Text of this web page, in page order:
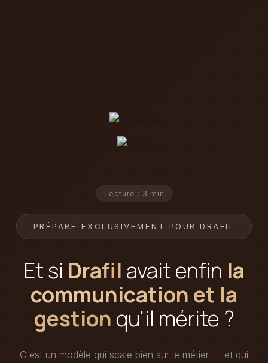
Lecture : 3 min
PRÉPARÉ EXCLUSIVEMENT POUR DRAFIL
Et si Drafil avait enfin la
communication et la
gestion qu'il mérite ?
C'est un modèle qui scale bien sur le métier — et qui